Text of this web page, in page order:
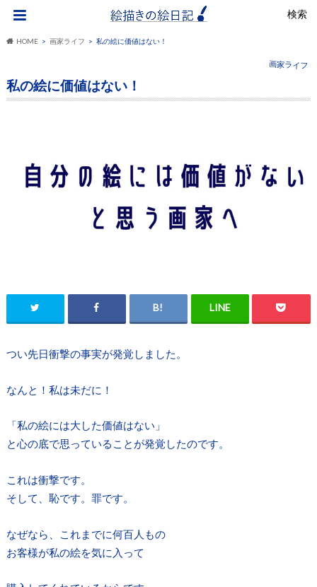
HOME 画家ライフ 私の絵に価値はない！
画家ライフ
私の絵に価値はない！
つい先日衝撃の事実が発覚しました。
なんと！私は未だに！
「私の絵には大した価値はない」
と心の底で思っていることが発覚したのです。
これは衝撃です。
そして、恥です。罪です。
なぜなら、これまでに何百人もの
お客様が私の絵を気に入って
検索